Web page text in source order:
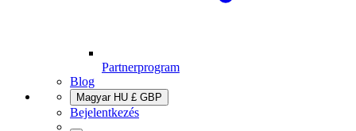
Partnerprogram
Blog
Magyar HU £ GBP
Bejelentkezés